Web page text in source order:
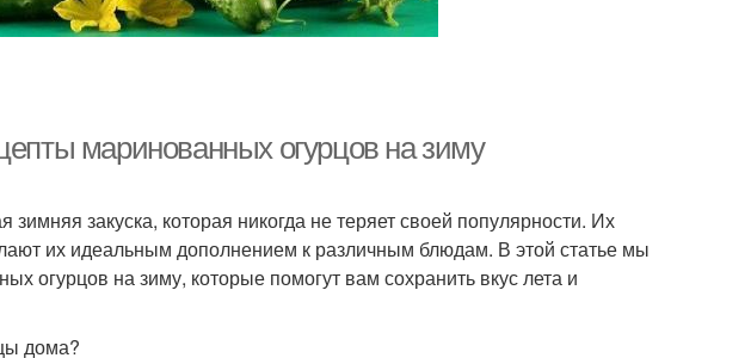
маринованных огурцов на зиму
закуска, которая никогда не теряет своей популярности. Их
их идеальным дополнением к различным блюдам. В этой статье мы
огурцов на зиму, которые помогут вам сохранить вкус лета и
дома?